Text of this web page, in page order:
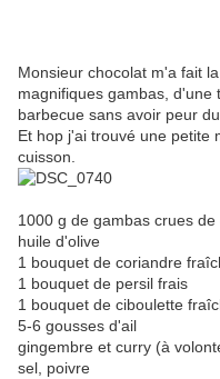
Monsieur chocolat m'a fait
magnifiques gambas, d'une
barbecue sans avoir peur
Et hop j'ai trouvé une petite
cuisson.
1000 g de gambas crues
huile d'olive
1 bouquet de coriandre
1 bouquet de persil frais
1 bouquet de ciboulette
5-6 gousses d'ail
gingembre et curry (à
sel, poivre